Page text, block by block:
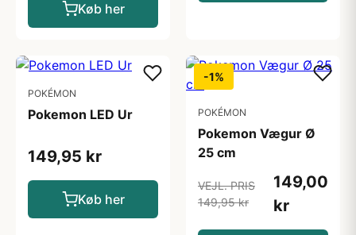
Køb her
POKÉMON
Pokemon LED Ur
149,95 kr
Køb her
-1%
POKÉMON
Pokemon Vægur Ø
25 cm
VEJL. PRIS
149,95 kr
149,00
kr